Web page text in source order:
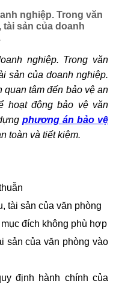
nghiệp. Trong văn
sản của doanh
nghiệp. Trong văn
sản của doanh nghiệp.
quan tâm đến bảo vệ an
hoạt động bảo vệ văn
phương án bảo vệ
toàn và tiết kiệm.
tài sản của văn phòng
đích không phù hợp
sản của văn phòng vào
định hành chính của